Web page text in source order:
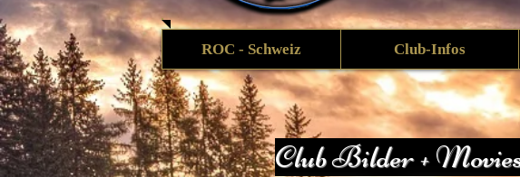
ROC - Schweiz Club-Infos
Club Bilder +